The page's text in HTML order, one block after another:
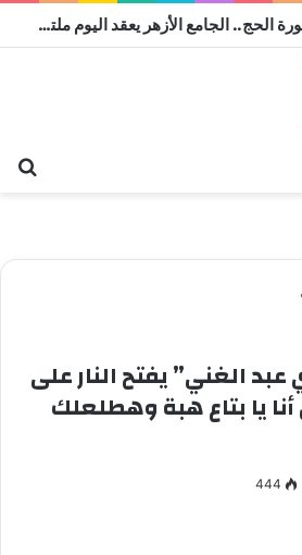
وقفات مباركة مع سورة الحج.. الجامع الأزهر يعقد اليوم ملتقى القضايا المعاصرة اليوم
الغني” يفتح النار على
يا بتاع هبة وهطلعلك
444